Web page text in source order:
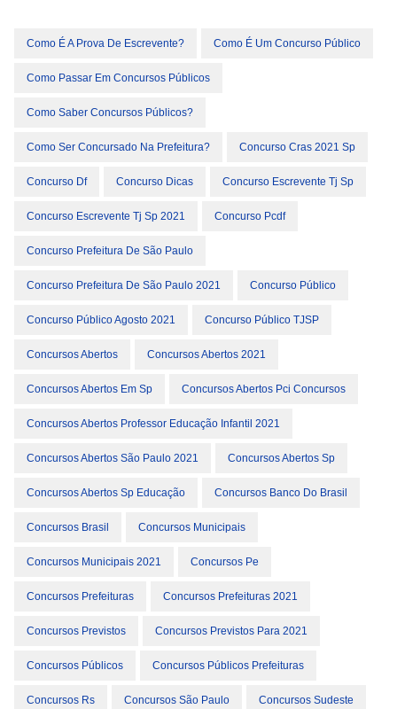
Como É A Prova De Escrevente? Como É Um Concurso Público
Como Passar Em Concursos Públicos
Como Saber Concursos Públicos?
Como Ser Concursado Na Prefeitura? Concurso Cras 2021 Sp
Concurso Df Concurso Dicas Concurso Escrevente Tj Sp
Concurso Escrevente Tj Sp 2021 Concurso Pcdf
Concurso Prefeitura De São Paulo
Concurso Prefeitura De São Paulo 2021 Concurso Público
Concurso Público Agosto 2021 Concurso Público TJSP
Concursos Abertos Concursos Abertos 2021
Concursos Abertos Em Sp Concursos Abertos Pci Concursos
Concursos Abertos Professor Educação Infantil 2021
Concursos Abertos São Paulo 2021 Concursos Abertos Sp
Concursos Abertos Sp Educação Concursos Banco Do Brasil
Concursos Brasil Concursos Municipais
Concursos Municipais 2021 Concursos Pe
Concursos Prefeituras Concursos Prefeituras 2021
Concursos Previstos Concursos Previstos Para 2021
Concursos Públicos Concursos Públicos Prefeituras
Concursos Rs Concursos São Paulo Concursos Sudeste